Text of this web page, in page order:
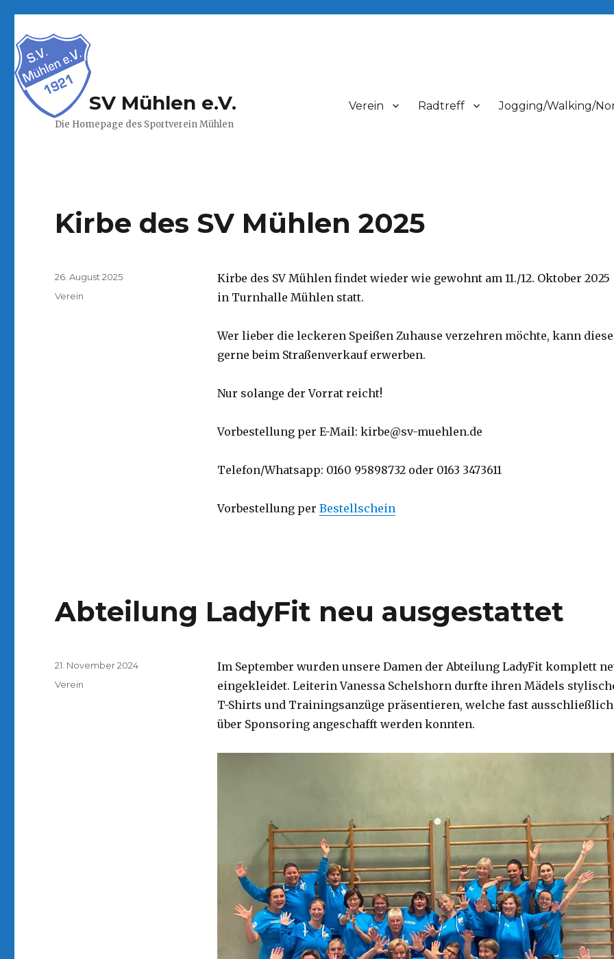
SV Mühlen e.V.
Die Homepage des Sportverein Mühlen
Verein Radtreff Jogging/Walking/
Kirbe des SV Mühlen 2025
Kirbe des SV Mühlen findet wieder wie gewohnt am 11./12. Oktober 2025
in Turnhalle Mühlen statt.
Wer lieber die leckeren Speißen Zuhause verzehren möchte, kann diese
gerne beim Straßenverkauf erwerben.
Nur solange der Vorrat reicht!
Vorbestellung per E-Mail: kirbe@sv-muehlen.de
Telefon/Whatsapp: 0160 95898732 oder 0163 3473611
Vorbestellung per Bestellschein
Veröffentlicht
26. August 2025
Kategorien
Verein
Abteilung LadyFit neu ausgestattet
Im September wurden unsere Damen der Abteilung LadyFit komplett
eingekleidet. Leiterin Vanessa Schelshorn durfte ihren Mädels
T-Shirts und Trainingsanzüge präsentieren, welche fast ausschließlich
über Sponsoring angeschafft werden konnten.
Veröffentlicht
21. November 2024
Kategorien
Verein